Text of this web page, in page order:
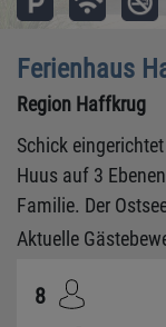
Ferienhaus
Region Haffkrug
Schick
Huus auf 3
Familie. Der
liegen nur ca. 5
Aktuelle
8